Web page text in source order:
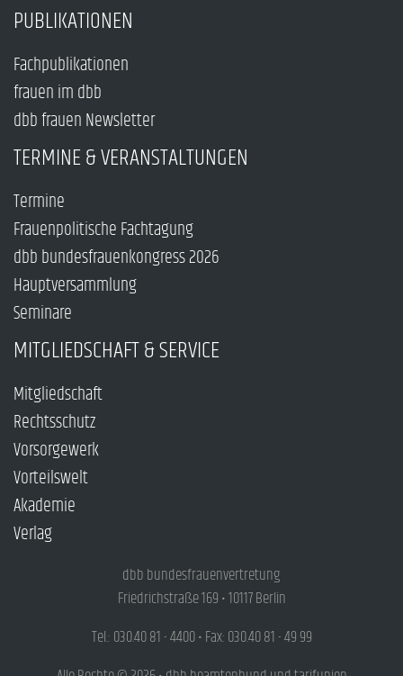
PUBLIKATIONEN
Fachpublikationen
frauen im dbb
dbb frauen Newsletter
TERMINE & VERANSTALTUNGEN
Termine
Frauenpolitische Fachtagung
dbb bundesfrauenkongress 2026
Hauptversammlung
Seminare
MITGLIEDSCHAFT & SERVICE
Mitgliedschaft
Rechtsschutz
Vorsorgewerk
Vorteilswelt
Akademie
Verlag
dbb bundesfrauenvertretung
Friedrichstraße 169 • 10117 Berlin
Tel.: 030.40 81 - 4400 • Fax: 030.40 81 - 49 99